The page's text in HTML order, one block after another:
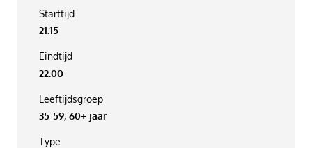
Starttijd
21.15
Eindtijd
22.00
Leeftijdsgroep
35-59, 60+ jaar
Type